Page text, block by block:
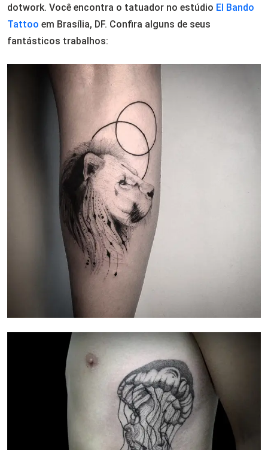
dotwork. Você encontra o tatuador no estúdio El Bando
Tattoo em Brasília, DF. Confira alguns de seus
fantásticos trabalhos: